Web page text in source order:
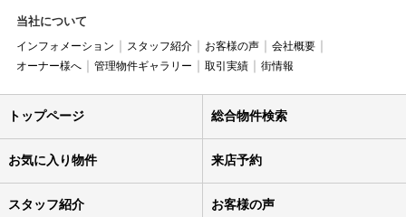
当社について
インフォメーション スタッフ紹介 お客様の声
会社概要
オーナー様へ
管理物件ギャラリー 取引実績 街情報
トップページ 総合物件検索
お気に入り物件 来店予約
スタッフ紹介 お客様の声